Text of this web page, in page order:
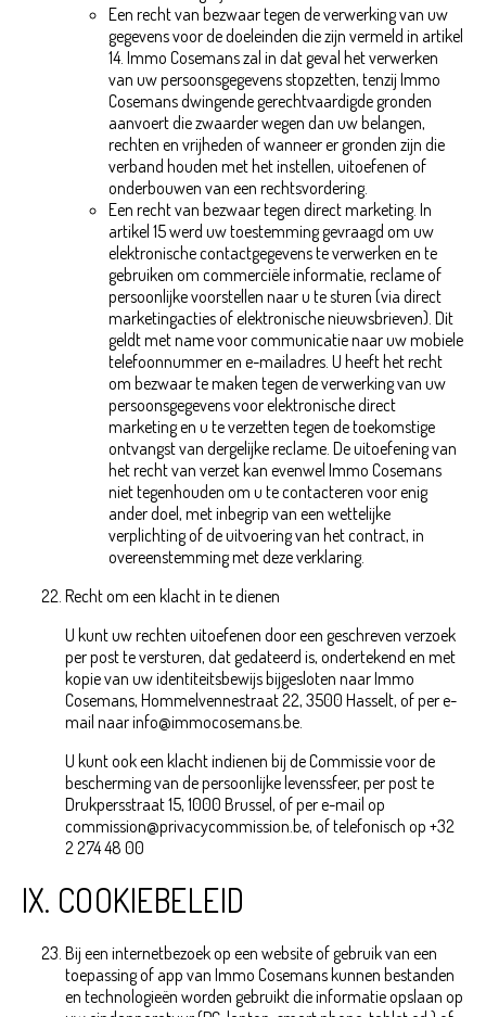
Een recht van bezwaar tegen de verwerking van uw
gegevens voor de doeleinden die zijn vermeld in artikel
14. Immo Cosemans zal in dat geval het verwerken
van uw persoonsgegevens stopzetten, tenzij Immo
Cosemans dwingende gerechtvaardigde gronden
aanvoert die zwaarder wegen dan uw belangen,
rechten en vrijheden of wanneer er gronden zijn die
verband houden met het instellen, uitoefenen of
onderbouwen van een rechtsvordering.
Een recht van bezwaar tegen direct marketing. In
artikel 15 werd uw toestemming gevraagd om uw
elektronische contactgegevens te verwerken en te
gebruiken om commerciële informatie, reclame of
persoonlijke voorstellen naar u te sturen (via direct
marketingacties of elektronische nieuwsbrieven). Dit
geldt met name voor communicatie naar uw mobiele
telefoonnummer en e-mailadres. U heeft het recht
om bezwaar te maken tegen de verwerking van uw
persoonsgegevens voor elektronische direct
marketing en u te verzetten tegen de toekomstige
ontvangst van dergelijke reclame. De uitoefening van
het recht van verzet kan evenwel Immo Cosemans
niet tegenhouden om u te contacteren voor enig
ander doel, met inbegrip van een wettelijke
verplichting of de uitvoering van het contract, in
overeenstemming met deze verklaring.
Recht om een klacht in te dienen
U kunt uw rechten uitoefenen door een geschreven verzoek
per post te versturen, dat gedateerd is, ondertekend en met
kopie van uw identiteitsbewijs bijgesloten naar Immo
Cosemans, Hommelvennestraat 22, 3500 Hasselt, of per e-
mail naar info@immocosemans.be.
U kunt ook een klacht indienen bij de Commissie voor de
bescherming van de persoonlijke levenssfeer, per post te
Drukpersstraat 15, 1000 Brussel, of per e-mail op
commission@privacycommission.be, of telefonisch op +32
2 274 48 00
IX. COOKIEBELEID
Bij een internetbezoek op een website of gebruik van een
toepassing of app van Immo Cosemans kunnen bestanden
en technologieën worden gebruikt die informatie opslaan op